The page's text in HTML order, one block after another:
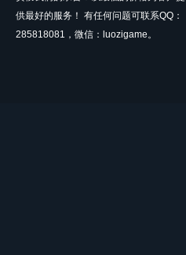
供最好的服务！ 有任何问题可联系QQ：
285818081，微信：luozigame。